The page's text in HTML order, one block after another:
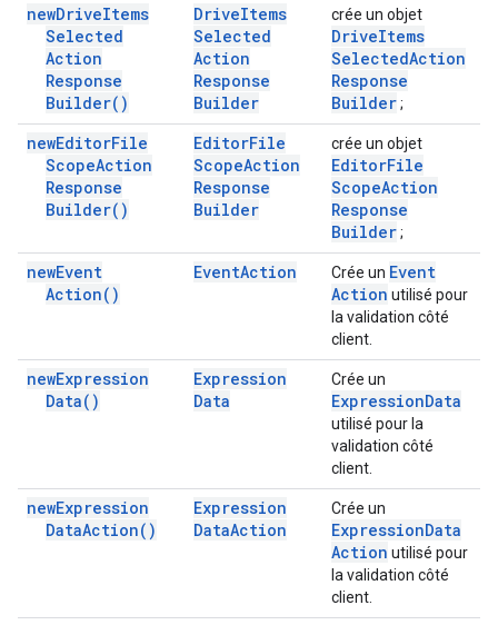
newDriveItems
Selected
Action
Response
Builder( )
DriveItems
Selected
Action
Response
Builder
crée un objet
DriveItems
SelectedAction
Response
Builder;
newEditorFile
ScopeAction
Response
Builder( )
EditorFile
ScopeAction
Response
Builder
crée un objet
EditorFile
ScopeAction
Response
Builder;
newEvent
Action( )
EventAction Crée un Event
Action utilisé pour
la validation côté
client.
newExpression
Data( )
Expression
Data
Crée un
ExpressionData
utilisé pour la
validation côté
client.
newExpression
DataAction( )
Expression
DataAction
Crée un
ExpressionData
Action utilisé pour
la validation côté
client.